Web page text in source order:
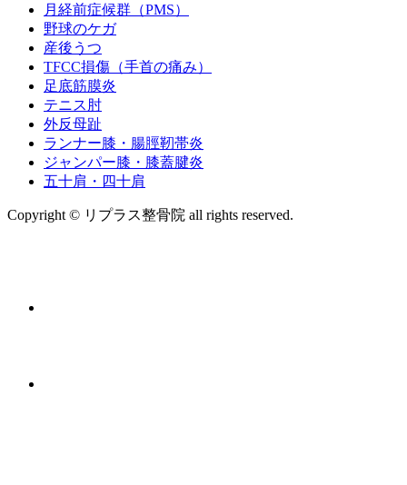
月経前症候群（PMS）
野球のケガ
産後うつ
TFCC損傷（手首の痛み）
足底筋膜炎
テニス肘
外反母趾
ランナー膝・腸脛靭帯炎
ジャンパー膝・膝蓋腱炎
五十肩・四十肩
Copyright © リプラス整骨院 all rights reserved.